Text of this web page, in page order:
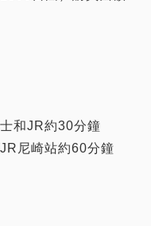
和JR約30分鐘
尼崎站約60分鐘